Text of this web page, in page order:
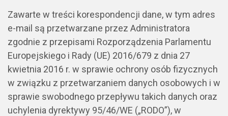
Zawarte w treści korespondencji dane, w tym adres
e-mail są przetwarzane przez Administratora
zgodnie z przepisami Rozporządzenia Parlamentu
Europejskiego i Rady (UE) 2016/679 z dnia 27
kwietnia 2016 r. w sprawie ochrony osób fizycznych
w związku z przetwarzaniem danych osobowych i w
sprawie swobodnego przepływu takich danych oraz
uchylenia dyrektywy 95/46/WE („RODO”), w